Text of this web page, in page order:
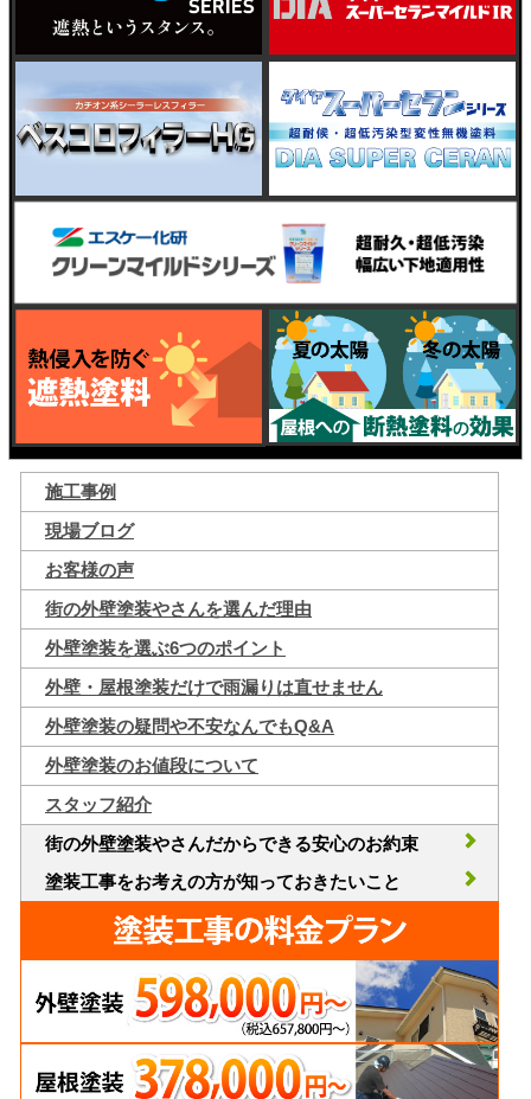
施工事例
現場ブログ
お客様の声
街の外壁塗装やさんを選んだ理由
外壁塗装を選ぶ6つのポイント
外壁・屋根塗装だけで雨漏りは直せません
外壁塗装の疑問や不安なんでもQ&A
外壁塗装のお値段について
スタッフ紹介
街の外壁塗装やさんだからできる安心のお約束
塗装工事をお考えの方が知っておきたいこと